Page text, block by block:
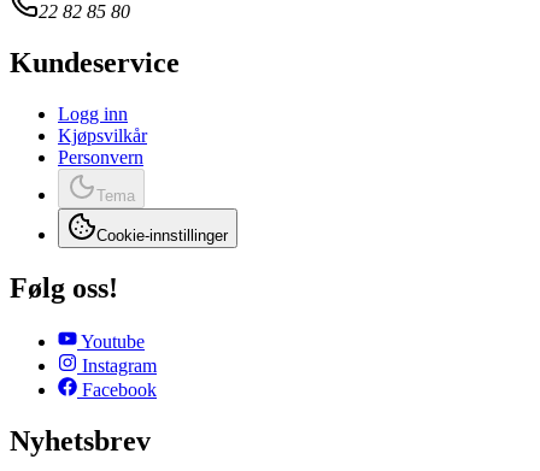
22 82 85 80
Kundeservice
Logg inn
Kjøpsvilkår
Personvern
Tema
Cookie-innstillinger
Følg oss!
Youtube
Instagram
Facebook
Nyhetsbrev